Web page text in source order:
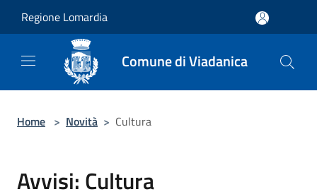
Regione Lomardia
Comune di Viadanica
Home > Novità > Cultura
Avvisi: Cultura